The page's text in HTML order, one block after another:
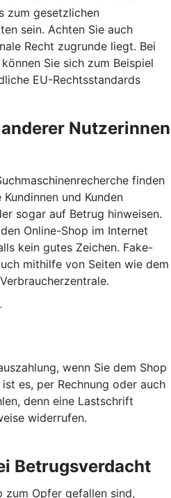
zum gesetzlichen
sein. Achten Sie auch
Recht zugrunde liegt. Bei
Sie sich zum Beispiel
EU-Rechtsstandards
Nutzerinnen
finden
und Kunden
sogar auf Betrug hinweisen.
Online-Shop im Internet
kein gutes Zeichen. Fake-
mithilfe von Seiten wie dem
wenn Sie dem Shop
es, per Rechnung oder auch
denn eine Lastschrift
widerrufen.
Betrugsverdacht
zum Opfer gefallen sind,